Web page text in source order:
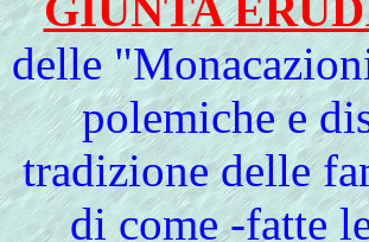
delle
polemiche e
tradizione delle
di come -fatte